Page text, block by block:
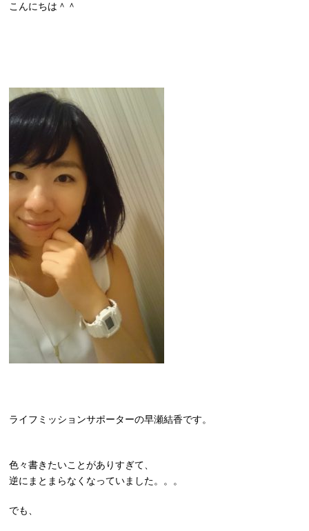
こんにちは＾＾
ライフミッションサポーターの早瀬結香です。
色々書きたいことがありすぎて、
逆にまとまらなくなっていました。。。
でも、